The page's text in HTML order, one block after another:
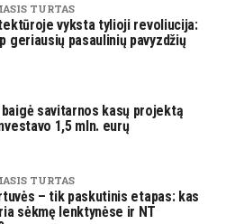
TURTAS
vyksta tylioji revoliucija:
geriausių pasaulinių pavyzdžių
baigė savitarnos kasų projektą
1,5 mln. eurų
TURTAS
– tik paskutinis etapas: kas
sėkmę lenktynėse ir NT